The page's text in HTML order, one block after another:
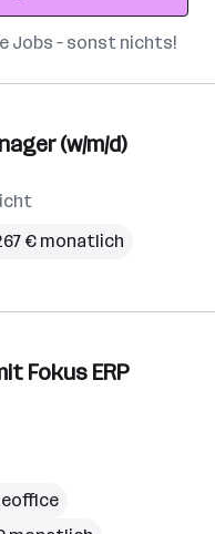
Jobs – sonst nichts!
(w/m/d)
€ monatlich
Fokus ERP